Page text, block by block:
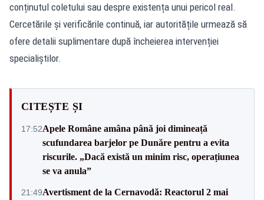
conținutul coletului sau despre existența unui pericol real.
Cercetările și verificările continuă, iar autoritățile urmează să
ofere detalii suplimentare după încheierea intervenției
specialiștilor.
CITEȘTE ȘI
17:52Apele Române amâna până joi dimineață
scufundarea barjelor pe Dunăre pentru a evita
riscurile. „Dacă există un minim risc, operațiunea
se va anula”
21:49Avertisment de la Cernavodă: Reactorul 2 mai